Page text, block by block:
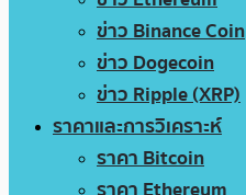
ข่าว Binance Coin
ข่าว Dogecoin
ข่าว Ripple (XRP)
ราคาและการวิเคราะห์
ราคา Bitcoin